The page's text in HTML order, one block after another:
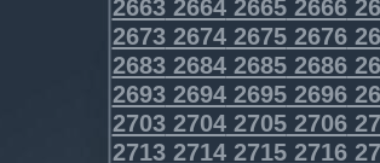
2663266426652666
2673267426752676
2683268426852686
2693269426952696
2703270427052706
2713271427152716